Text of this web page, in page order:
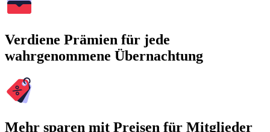
Verdiene Prämien für jede
wahrgenommene Übernachtung
Mehr sparen mit Preisen für Mitglieder